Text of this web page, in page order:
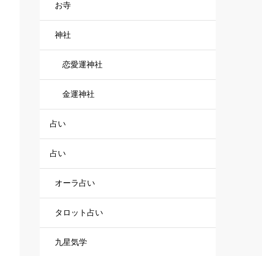
お寺
神社
恋愛運神社
金運神社
占い
占い
オーラ占い
タロット占い
九星気学